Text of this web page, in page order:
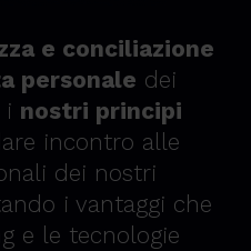
e conciliazione
personale dei
i nostri principi
incontro alle
dei nostri
i vantaggi che
e le tecnologie